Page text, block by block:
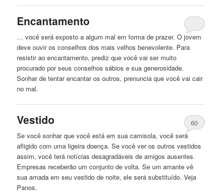
Encantamento
… você será exposto a algum mal em forma de prazer. O jovem
deve ouvir os conselhos dos maisvelhos benevolente. Para
resistir ao encantamento, prediz que você vai ser muito
procurado por seus conselhos sábios e sua generosidade.
Sonhar de tentar encantar os outros, prenuncia que você vai cair
no mal.
Vestido
60
Se você sonhar que você está em sua camisola, você será
afligidocom uma ligeira doença. Se você ver os outros vestidos
assim, você terá notícias desagradáveis ​​de amigos ausentes.
Empresas receberão um conjunto de volta. Se um amante vê
sua amada em seu vestido de noite, ele será substituído. Veja
Panos.